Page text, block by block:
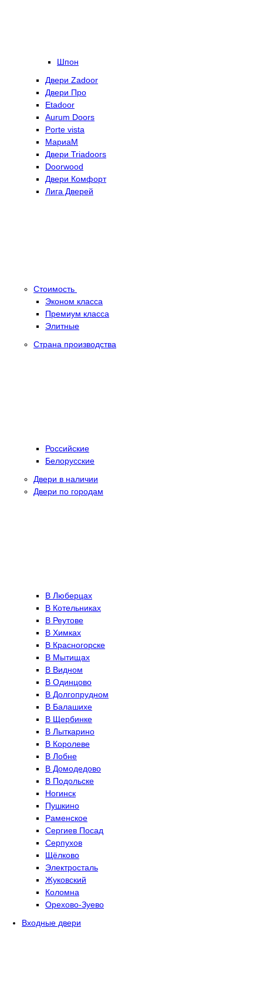
Шпон
Двери Zadoor
Двери Про
Etadoor
Aurum Doors
Porte vista
МариаМ
Двери Triadoors
Doorwood
Двери Комфорт
Лига Дверей
Стоимость
Эконом класса
Премиум класса
Элитные
Страна производства
Российские
Белорусские
Двери в наличии
Двери по городам
В Люберцах
В Котельниках
В Реутове
В Химках
В Красногорске
В Мытищах
В Видном
В Одинцово
В Долгопрудном
В Балашихе
В Щербинке
В Лыткарино
В Королеве
В Лобне
В Домодедово
В Подольске
Ногинск
Пушкино
Раменское
Сергиев Посад
Серпухов
Щёлково
Электросталь
Жуковский
Коломна
Орехово-Зуево
Входные двери